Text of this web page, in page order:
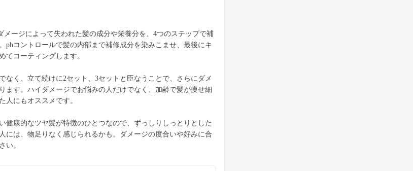
メージによって失われた髪の成分や栄養分を、4つのステップで補
phコントロールで髪の内部まで補修成分を染みこませ、最後にキ
てコーティングします。
なく、立て続けに2セット、3セットと臣なうことで、さらにダメ
ます。ハイダメージでお悩みの人だけでなく、加齢で髪が痩せ細
人にもオススメです。
健康的なツヤ髪が特徴のひとつなので、ずっしりしっとりとした
には、物足りなく感じられるかも。ダメージの度合いや好みに合
い。